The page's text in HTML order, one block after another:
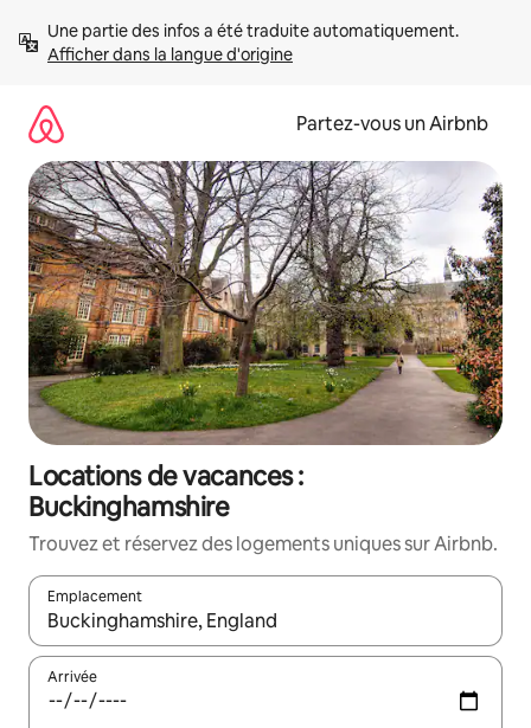
directement
Afficher dans la langue d'origine
Partez-vous un Airbnb
Locations de vacances :
Buckinghamshire
Trouvez et réservez des logements uniques sur Airbnb.
Emplacement
Quand les résultats sont affichés, parcourez-les en utilisant
Arrivée